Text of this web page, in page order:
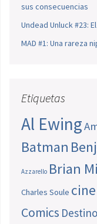
sus consecuencias
Undead Unluck #23:
MAD #1: Una rareza
Etiquetas
Al Ewing
Batman
Azzarello Brian
Charles Soule
Comics